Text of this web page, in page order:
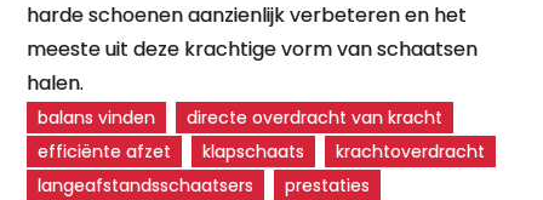
harde schoenen aanzienlijk verbeteren en het
meeste uit deze krachtige vorm van schaatsen
halen.
balans vinden
directe overdracht van kracht
efficiënte afzet
klapschaats
krachtoverdracht
langeafstandsschaatsers
prestaties